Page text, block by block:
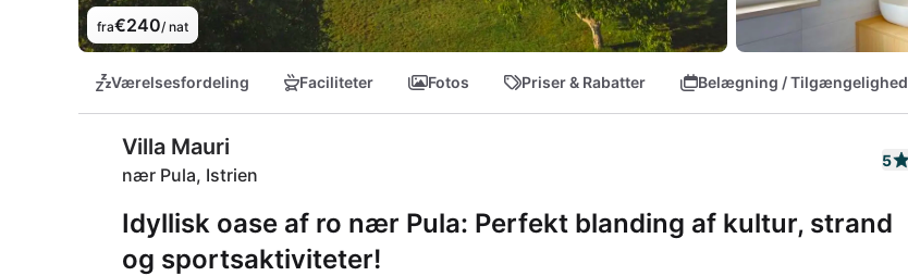
fra€240/ nat
Værelsesfordeling Faciliteter Fotos Priser & Rabatter Belægning / Tilgængelighed
Villa Mauri
nær Pula, Istrien
5
Idyllisk oase af ro nær Pula: Perfekt blanding af kultur, strand
og sportsaktiviteter!